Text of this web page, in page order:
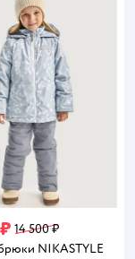
14 500 ₽
NIKASTYLE